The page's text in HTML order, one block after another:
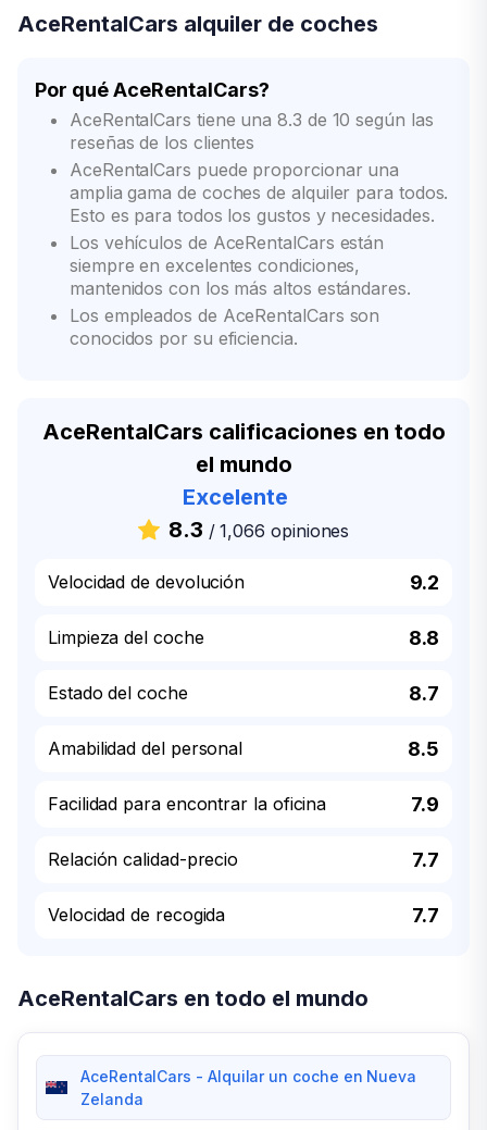
AceRentalCars alquiler de coches
Por qué AceRentalCars?
AceRentalCars tiene una 8.3 de 10 según las
reseñas de los clientes
AceRentalCars puede proporcionar una
amplia gama de coches de alquiler para todos.
Esto es para todos los gustos y necesidades.
Los vehículos de AceRentalCars están
siempre en excelentes condiciones,
mantenidos con los más altos estándares.
Los empleados de AceRentalCars son
conocidos por su eficiencia.
AceRentalCars calificaciones en todo
el mundo
Excelente
8.3 /1,066 opiniones
Velocidad de devolución 9.2
Limpieza del coche 8.8
Estado del coche 8.7
Amabilidad del personal 8.5
Facilidad para encontrar la oficina 7.9
Relación calidad-precio 7.7
Velocidad de recogida 7.7
AceRentalCars en todo el mundo
AceRentalCars - Alquilar un coche en Nueva
Zelanda